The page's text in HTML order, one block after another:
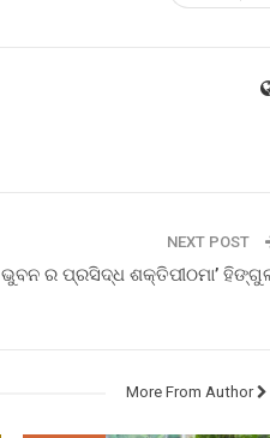
NEXT POST
ଭୁବନ ର ପ୍ରସିଦ୍ଧ ଶକ୍ତିପୀଠମା’
More From Author